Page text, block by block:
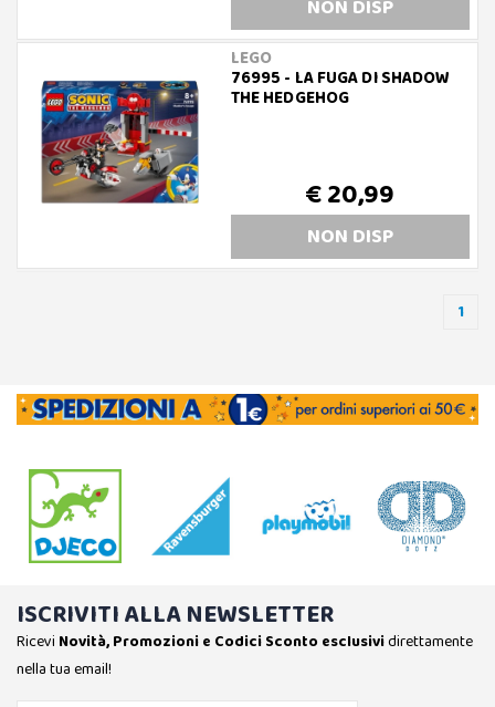
NON DISP
LEGO
76995 - LA FUGA DI SHADOW
THE HEDGEHOG
€ 20,99
NON DISP
1
ISCRIVITI ALLA NEWSLETTER
Ricevi Novità, Promozioni e Codici Sconto esclusividirettamente
nella tua email!